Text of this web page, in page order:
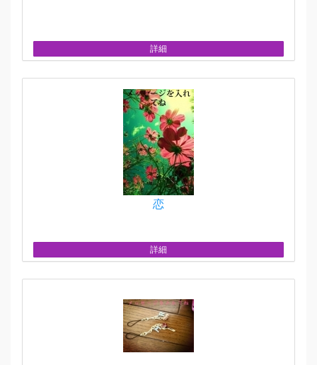
詳細
恋
詳細